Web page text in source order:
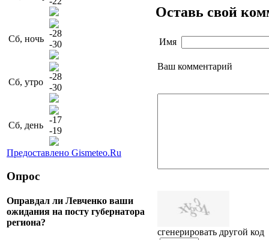
Сб, ночь
-28
-30
Сб, утро
-28
-30
Сб, день
-17
-19
Предоставлено Gismeteo.Ru
Опрос
Оправдал ли Левченко ваши
ожидания на посту губернатора
региона?
Оставь свой
Имя
Ваш комментарий
сгенерировать другой код